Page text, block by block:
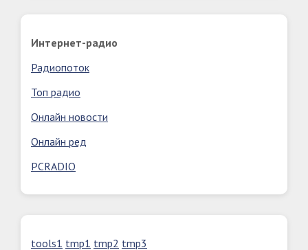
Интернет-радио
Радиопоток
Топ радио
Онлайн новости
Онлайн ред
PCRADIO
tools1 tmp1 tmp2 tmp3